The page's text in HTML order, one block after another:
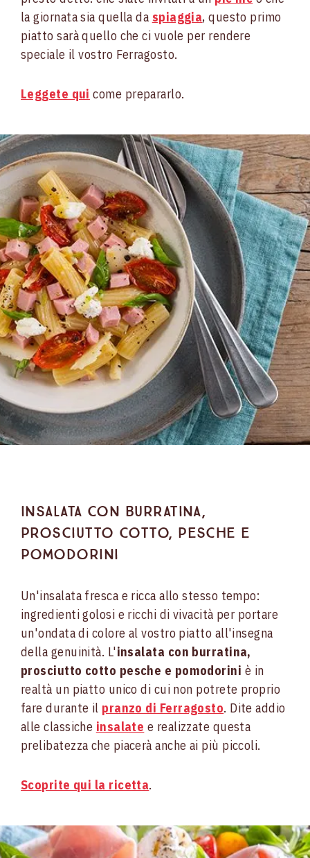
la giornata sia quella da spiaggia, questo primo
piatto sarà quello che ci vuole per rendere
speciale il vostro Ferragosto.
Leggete qui come prepararlo.
Insalata con burratina,
prosciutto cotto, pesche e
pomodorini
Un'insalata fresca e ricca allo stesso tempo:
ingredienti golosi e ricchi di vivacità per portare
un'ondata di colore al vostro piatto all'insegna
della genuinità. L'insalata con burratina,
prosciutto cotto pesche e pomodorini è in
realtà un piatto unico di cui non potrete proprio
fare durante il pranzo di Ferragosto. Dite addio
alle classiche insalate e realizzate questa
prelibatezza che piacerà anche ai più piccoli.
Scoprite qui la ricetta.